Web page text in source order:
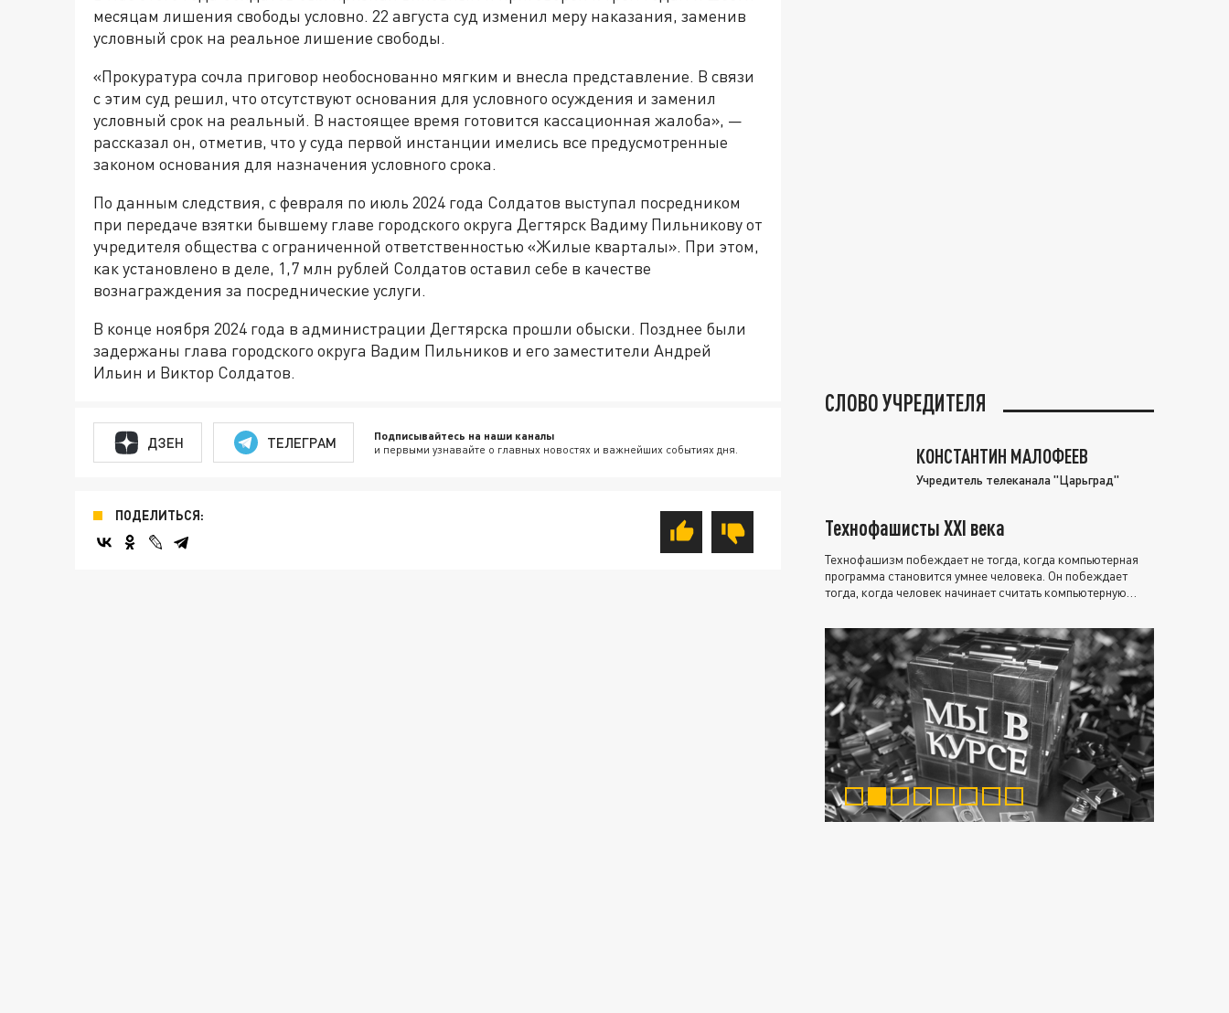
месяцам лишения свободы условно. 22 августа суд изменил меру наказания, заменив
условный срок на реальное лишение свободы.
«Прокуратура сочла приговор необоснованно мягким и внесла представление. В связи
с этим суд решил, что отсутствуют основания для условного осуждения и заменил
условный срок на реальный. В настоящее время готовится кассационная жалоба», —
рассказал он, отметив, что у суда первой инстанции имелись все предусмотренные
законом основания для назначения условного срока.
По данным следствия, с февраля по июль 2024 года Солдатов выступал посредником
при передаче взятки бывшему главе городского округа Дегтярск Вадиму Пильникову от
учредителя общества с ограниченной ответственностью «Жилые кварталы». При этом,
как установлено в деле, 1,7 млн рублей Солдатов оставил себе в качестве
вознаграждения за посреднические услуги.
В конце ноября 2024 года в администрации Дегтярска прошли обыски. Позднее были
задержаны глава городского округа Вадим Пильников и его заместители Андрей
Ильин и Виктор Солдатов.
ДЗЕН ТЕЛЕГРАМ Подписывайтесь на наши каналы
и первыми узнавайте о главных новостях и важнейших событиях дня.
ПОДЕЛИТЬСЯ:
СЛОВО УЧРЕДИТЕЛЯ
КОНСТАНТИН МАЛОФЕЕВ
Учредитель телеканала "Царьград"
Технофашисты XXI века
Технофашизм побеждает не тогда, когда компьютерная
программа становится умнее человека. Он побеждает
тогда, когда человек начинает считать компьютерную